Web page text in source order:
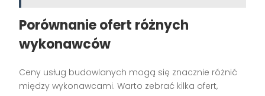
Porównanie ofert różnych
wykonawców
Ceny usług budowlanych mogą się znacznie różnić
między wykonawcami. Warto zebrać kilka ofert,